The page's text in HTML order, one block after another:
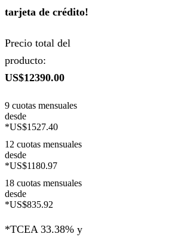
tarjeta de crédito!
Precio total del
producto:
US$12390.00
9 cuotas mensuales
desde
*US$1527.40
12 cuotas mensuales
desde
*US$1180.97
18 cuotas mensuales
desde
*US$835.92
*TCEA 33.38% y